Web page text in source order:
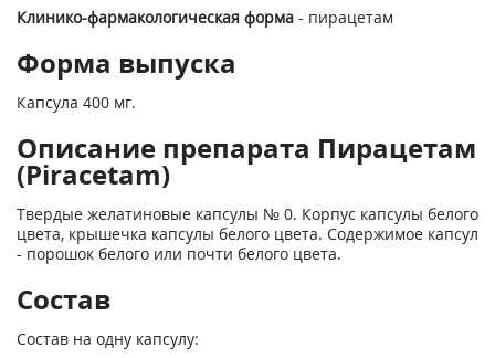
Клинико-фармакологическая форма - пирацетам
Форма выпуска
Капсула 400 мг.
Описание препарата Пирацетам
(Piracetam)
Твердые желатиновые капсулы № 0. Корпус капсулы белого
цвета, крышечка капсулы белого цвета. Содержимое капсул
- порошок белого или почти белого цвета.
Состав
Состав на одну капсулу: